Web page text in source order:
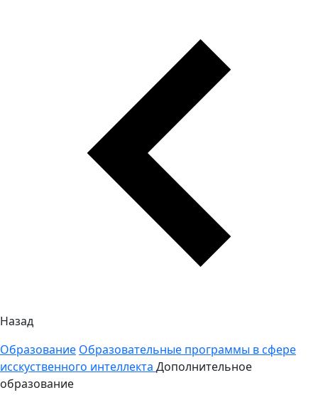
Назад
Образование Образовательные программы в сфере
исскуственного интеллекта Дополнительное
образование